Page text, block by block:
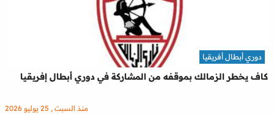
كاف يخطر الزمالك بموقفه من المشاركة في دوري أبطال إفريقيا
دوري أبطال أفريقيا
منذ السبت , 25 يوليو 2026